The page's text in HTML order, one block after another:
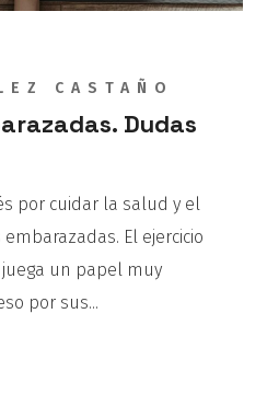
CASTAÑO
Dudas
por cuidar la salud y el
El ejercicio
un papel muy
por sus...